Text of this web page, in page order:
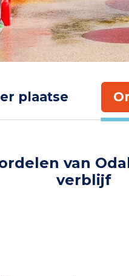
plaatse
van
verblijf